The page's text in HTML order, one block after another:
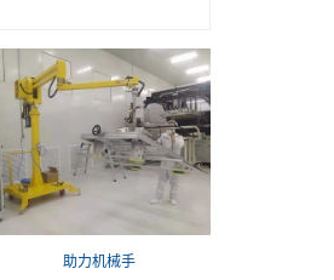
助力机械手